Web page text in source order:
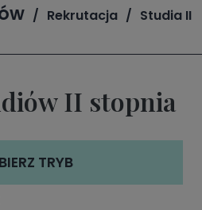
Rekrutacja
Studia II
II stopnia
TRYB